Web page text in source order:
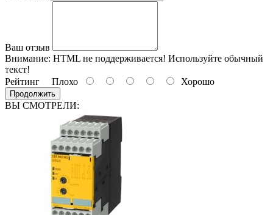
Ваш отзыв
Внимание: HTML не поддерживается! Используйте обычный
текст!
Рейтинг Плохо Хорошо
Продолжить
ВЫ СМОТРЕЛИ: